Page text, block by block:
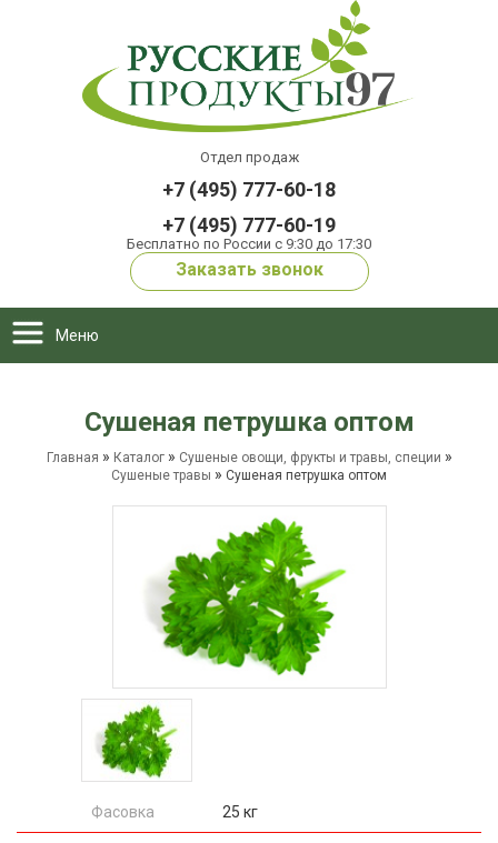
Отдел продаж
+7 (495) 777-60-18
+7 (495) 777-60-19
Бесплатно по России с 9:30 до 17:30
Заказать звонок
Меню
Сушеная петрушка оптом
Главная » Каталог» Сушеные овощи, фрукты и травы, специи »
Сушеные травы » Сушеная петрушка оптом
Фасовка 25 кг